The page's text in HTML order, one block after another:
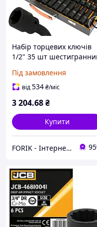
Набір торцевих ключів
1/2" 35 шт
M58234
Під замовлення
від534₴/міс
3 204.68₴
Купити
FORIK - Інтернет гіпермаркет